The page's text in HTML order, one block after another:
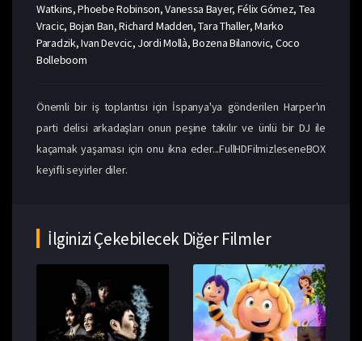
Watkins, Phoebe Robinson, Vanessa Bayer, Félix Gómez, Tea
Vracic, Bojan Ban, Richard Madden, Tara Thaller, Marko
Paradzik, Ivan Devcic, Jordi Mollà, Bozena Bilanovic, Coco
Bolleboom
Önemli bir iş toplantısı için İspanya'ya gönderilen Harper'ın
parti delisi arkadaşları onun peşine takılır ve ünlü bir DJ ile
kaçamak yaşaması için onu ikna eder...FullHDFilmizleseneBOX
keyifli seyirler diler.
İlginizi Çekebilecek Diğer Filmler